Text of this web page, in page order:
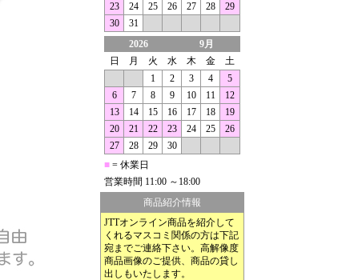
23
24 25 26 27 28
29
30
31
2026
9月
日
月 火 水 木 金
土
1
2 3 4
5
6
7 8 9 10 11
12
13
14 15 16 17 18
19
20
21 22 23 24 25
26
27
28 29
30
■ = 休業日
営業時間 11:00 ～18:00
商品紹介情報
JTTオンライン商品を紹介して
くれるマスコミ関係の方は下記
宛までご連絡下さい。高解像度
商品画像のご提供、商品の貸し
出しもいたします。